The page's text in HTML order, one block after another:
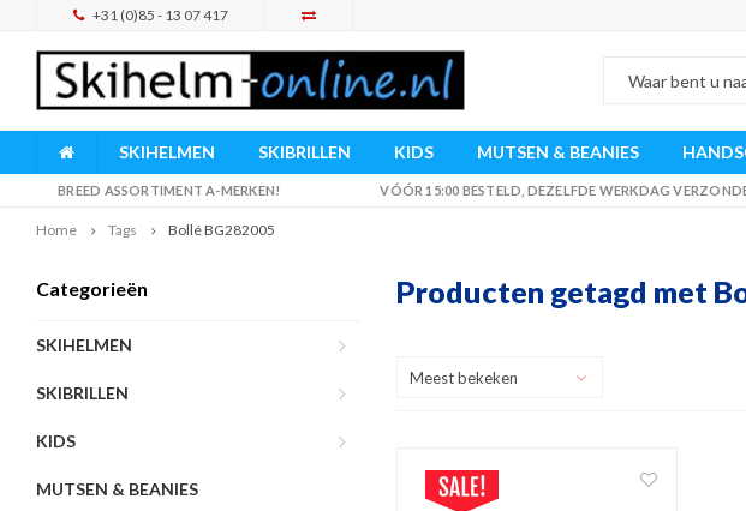
+31 (0)85 - 13 07 417
SKIHELMEN SKIBRILLEN KIDS MUTSEN & BEANIES
BREED ASSORTIMENT A-MERKEN! VÓÓR 15:00 BESTELD, DEZELFDE WERKDAG
Home Tags Bollé BG282005
Categorieën
SKIHELMEN
SKIBRILLEN
KIDS
MUTSEN & BEANIES
Producten getagd met
Meest bekeken